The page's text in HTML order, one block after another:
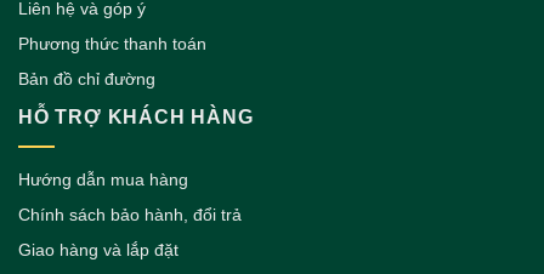
Liên hệ và góp ý
Phương thức thanh toán
Bản đồ chỉ đường
HỖ TRỢ KHÁCH HÀNG
Hướng dẫn mua hàng
Chính sách bảo hành, đổi trả
Giao hàng và lắp đặt